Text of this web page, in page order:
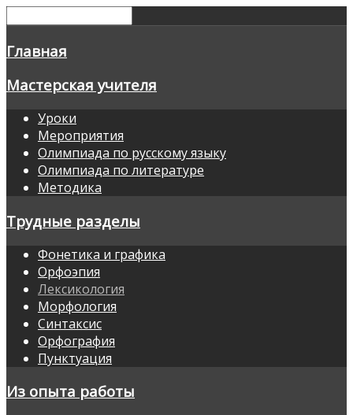
Главная
Мастерская учителя
Уроки
Мероприятия
Олимпиада по русскому языку
Олимпиада по литературе
Методика
Трудные разделы
Фонетика и графика
Орфоэпия
Лексикология
Морфология
Синтаксис
Орфография
Пунктуация
Из опыта работы